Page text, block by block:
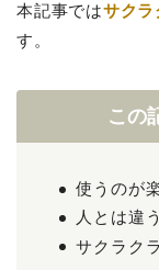
本記事ではサクラ
す。
この
使うのが
人とは違
サクラク